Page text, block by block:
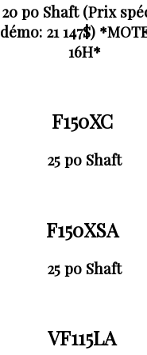
20 po Shaft (Prix
démo: 21 147$)
16H*
F150XC
25 po Shaft
F150XSA
25 po Shaft
VF115LA